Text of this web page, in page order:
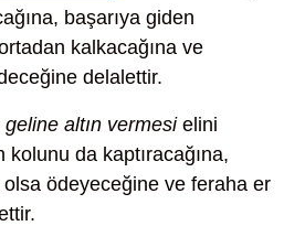
başarıya giden
kalkacağına ve
delalettir.
altın vermesielini
da kaptıracağına,
olsa ödeyeceğine ve feraha er